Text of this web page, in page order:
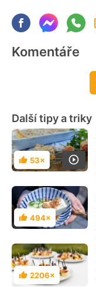
Komentáře
Další tipy a triky
Hodnocení
53×
Hodnocení
494×
Hodnocení
2206×